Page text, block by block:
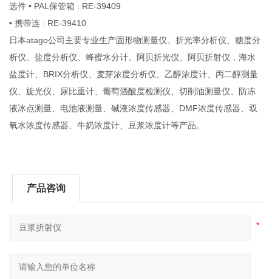
选件 • PAL保管箱 : RE-39409
• 携带连 : RE-39410
日本atago公司主要专业生产固形物测量仪、折光率分析仪、糖度分
析仪、盐度分析仪、蜂蜜水分计、阿贝折光仪、阿贝折射仪，海水
盐度计、BRIX分析仪、麦芽浓度分析仪、乙醇浓度计、丙二醇测量
仪、旋光仪、尿比重计、葡萄酒酸度检测仪、切削油测量仪、防冻
液冰点测量、电池液测量、碱液浓度传感器、DMF浓度传感器、双
氧水浓度传感器、牛奶浓度计、豆浆浓度计等产品。
产品咨询